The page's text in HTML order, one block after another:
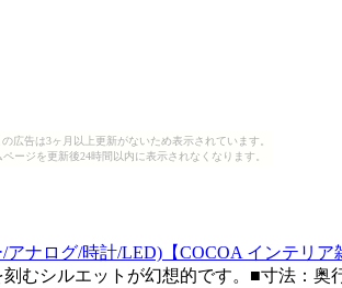
の広告は3ヶ月以上更新がないため表示されています。
ページを更新後24時間以内に表示されなくなります。
ログ/時計/LED)【COCOA インテリア
シルエットが幻想的です。■寸法：奥